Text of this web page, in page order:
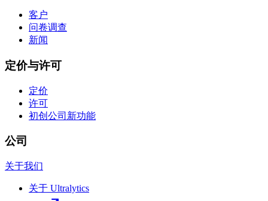
客户
问卷调查
新闻
定价与许可
定价
许可
初创公司 新功能
公司
关于我们
关于 Ultralytics